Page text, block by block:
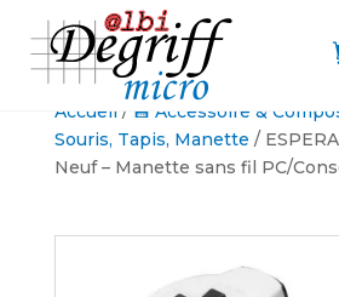
Accueil/ 💾 Accessoire &
Souris, Tapis, Manette /
Neuf – Manette sans fil PC/